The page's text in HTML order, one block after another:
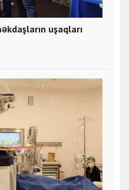
uşaqları